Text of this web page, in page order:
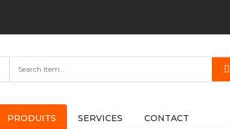
PRODUITS SERVICES CONTACT